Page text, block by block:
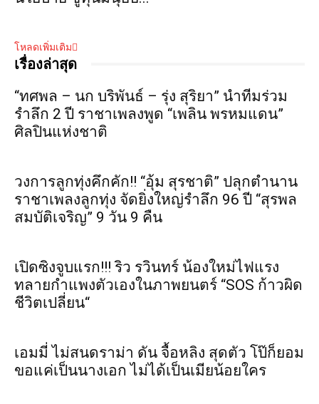
โหลดเพิ่มเติม
เรื่องล่าสุด
“ทศพล – นก บริพันธ์ – รุ่ง สุริยา” นำทีมร่วม
รำลึก 2 ปี ราชาเพลงพูด “เพลิน พรหมแดน”
ศิลปินแห่งชาติ
วงการลูกทุ่งคึกคัก!! “อุ้ม สุรชาติ” ปลุกตำนาน
ราชาเพลงลูกทุ่ง จัดยิ่งใหญ่รำลึก 96 ปี “สุรพล
สมบัติเจริญ” 9 วัน 9 คืน
เปิดซิงจูบแรก!!! ริว รวินทร์ น้องใหม่ไฟแรง
ทลายกำแพงตัวเองในภาพยนตร์ “SOS ก้าวผิด
ชีวิตเปลี่ยน“
เอมมี่ ไม่สนดราม่า ดัน จื้อหลิง สุดตัว โป๊ก็ยอม
ขอแค่เป็นนางเอก ไม่ได้เป็นเมียน้อยใคร